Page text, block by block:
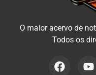
O maior acervo de
Todos os